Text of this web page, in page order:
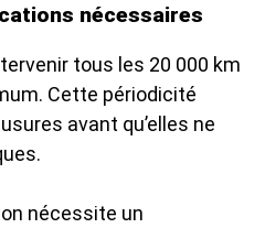
nécessaires
tous les 20 000 km
Cette périodicité
avant qu’elles ne
nécessite un